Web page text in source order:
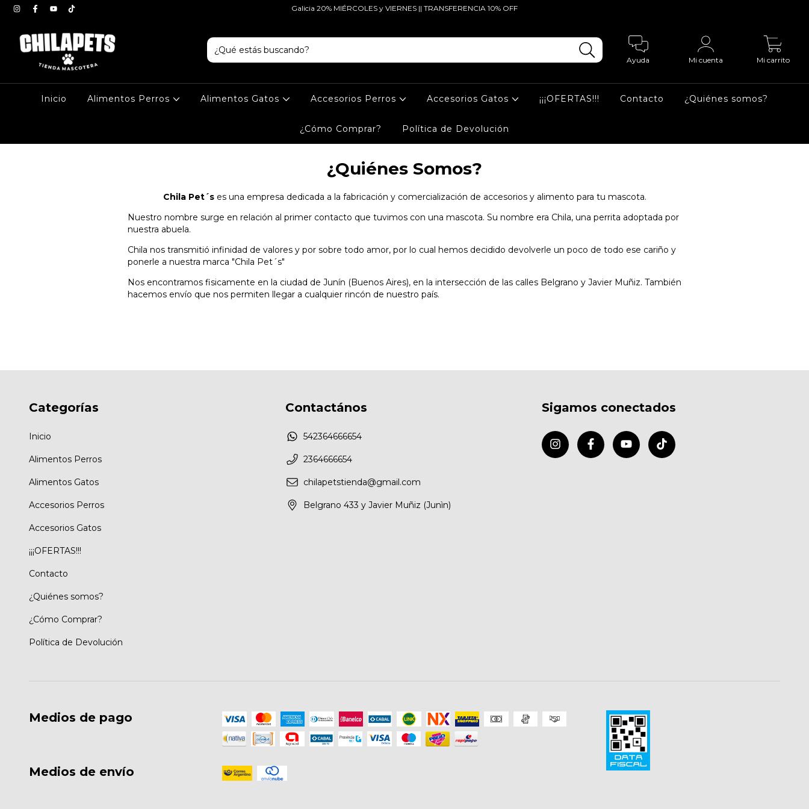
Galicia 20% MIÉRCOLES y VIERNES || TRANSFERENCIA 10% OFF
Ayuda Mi cuenta Mi carrito
Inicio Alimentos Perros Alimentos Gatos Accesorios Perros Accesorios Gatos ¡¡¡OFERTAS!!! Contacto ¿Quiénes somos?
¿Cómo Comprar? Política de Devolución
¿Quiénes Somos?
Chila Pet´ses una empresa dedicada a la fabricación y comercialización de accesorios y alimento para tu mascota.
Nuestro nombre surge en relación al primer contacto que tuvimos con una mascota. Su nombre era Chila, una perrita adoptada por
nuestra abuela.
Chila nos transmitió infinidad de valores y por sobre todo amor, por lo cual hemos decidido devolverle un poco de todo ese cariño y
ponerle a nuestra marca "Chila Pet´s"
Nos encontramos fisicamente en la ciudad de Junín (Buenos Aires), en la intersección de las calles Belgrano y Javier Muñiz. También
hacemos envío que nos permiten llegar a cualquier rincón de nuestro país.
Categorías
Inicio
Alimentos Perros
Alimentos Gatos
Accesorios Perros
Accesorios Gatos
¡¡¡OFERTAS!!!
Contacto
¿Quiénes somos?
¿Cómo Comprar?
Política de Devolución
Contactános
542364666654
2364666654
chilapetstienda@gmail.com
Belgrano 433 y Javier Muñiz (Junìn)
Sigamos conectados
Medios de pago
Medios de envío